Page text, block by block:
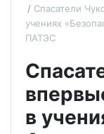
Спасатели
учениях
ПАТЭС
в